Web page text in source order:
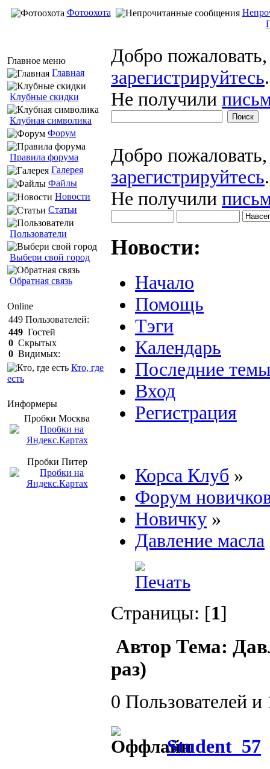
Фотоохота
Главное меню
Главная
Клубные скидки
Клубная символика
Форум
Правила форума
Галерея
Файлы
Новости
Статьи
Пользователи
Выбери свой город
Обратная связь
Online
449 Пользователей:
449 Гостей
0 Скрытых
0 Видимых:
Кто, где
есть
Информеры
Пробки Mосква
Пробки Питер
Добро
зарегистрируйтесь.
Не получили
Добро
зарегистрируйтесь.
Не получили
Новости:
Начало
Помощь
Тэги
Календарь
Последние
Вход
Регистрация
Корса Клуб »
Форум
Новичку »
Давление масла
Страницы: [1]
Автор Тема:
раз)
0 Пользователей
Student_57